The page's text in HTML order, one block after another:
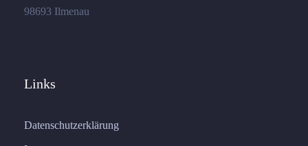
98693 Ilmenau
Links
Datenschutzerklärung